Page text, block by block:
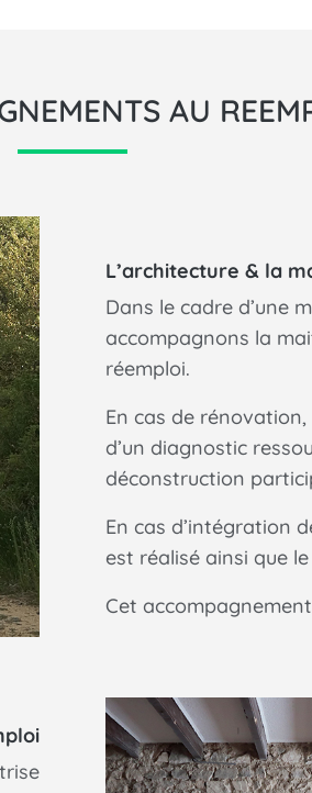
AU
L’architecture & la
Dans le cadre d’une
accompagnons la
réemploi.
En cas de
d’un diagnostic
déconstruction
En cas d’intégration
est réalisé ainsi que
Cet